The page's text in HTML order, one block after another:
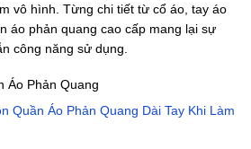
vô hình. Từng chi tiết từ cổ áo, tay áo
áo phản quang cao cấp mang lại sự
công năng sử dụng.
Áo Phản Quang
Quần Áo Phản Quang Dài Tay Khi Làm